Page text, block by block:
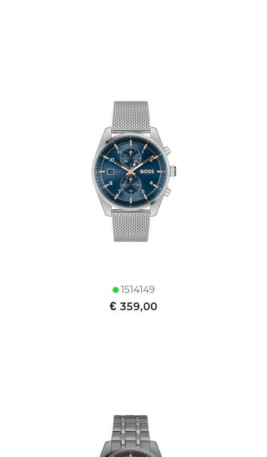
1514149
€ 359,00